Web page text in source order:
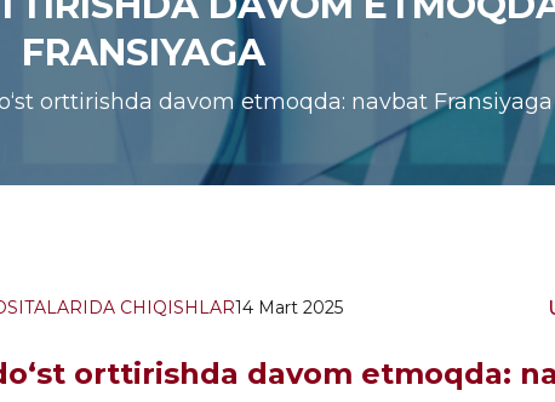
FRANSIYAGA
orttirishda davom etmoqda: navbat Fransiyaga
CHIQISHLAR14 Mart 2025
orttirishda davom etmoqda: